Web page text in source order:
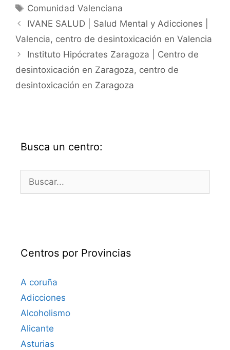
Etiquetas
Comunidad Valenciana
IVANE SALUD | Salud Mental y Adicciones |
Valencia, centro de desintoxicación en Valencia
Instituto Hipócrates Zaragoza | Centro de
desintoxicación en Zaragoza, centro de
desintoxicación en Zaragoza
Busca un centro:
Buscar:
Centros por Provincias
A coruña
Adicciones
Alcoholismo
Alicante
Asturias